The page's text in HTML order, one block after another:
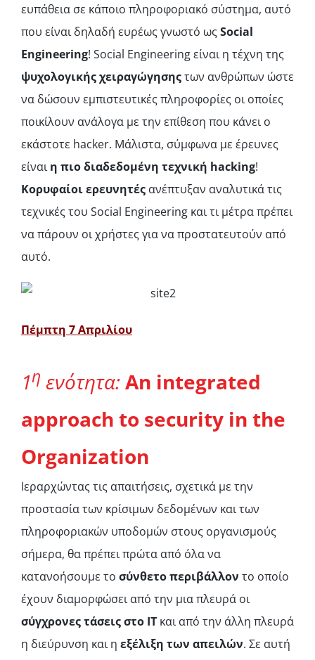
ευπάθεια σε κάποιο πληροφοριακό σύστημα, αυτό
που είναι δηλαδή ευρέως γνωστό ωςSocial
Engineering! Social Engineering είναι η τέχνη της
ψυχολογικής χειραγώγησηςτων ανθρώπων ώστε
να δώσουν εμπιστευτικές πληροφορίες οι οποίες
ποικίλουν ανάλογα με την επίθεση που κάνει ο
εκάστοτε hacker. Μάλιστα, σύμφωνα με έρευνες
είναιη πιο διαδεδομένη τεχνική hacking!
Κορυφαίοι ερευνητές ανέπτυξαν αναλυτικά τις
τεχνικές του Social Engineering και τι μέτρα πρέπει
να πάρουν οι χρήστες για να προστατευτούν από
αυτό.
Πέμπτη 7 Απριλίου
1η ενότητα:An integrated
approach to security in the
Organization
Ιεραρχώντας τις απαιτήσεις, σχετικά με την
προστασία των κρίσιμων δεδομένων και των
πληροφοριακών υποδομών στους οργανισμούς
σήμερα, θα πρέπει πρώτα από όλα να
κατανοήσουμε το σύνθετο περιβάλλον το οποίο
έχουν διαμορφώσει από την μια πλευρά οι
σύγχρονες τάσεις στο ΙΤ και από την άλλη πλευρά
η διεύρυνση και η εξέλιξη των απειλών. Σε αυτή